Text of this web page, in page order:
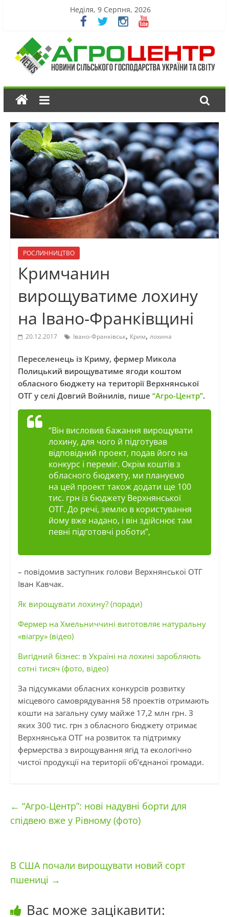
Неділя, 9 Серпня, 2026
РОСЛИННИЦТВО
Кримчанин
вирощуватиме лохину
на Івано-Франківщині
20.12.2017 Івано-Франківськ, Крим, лохина
Переселенець із Криму, фермер Микола
Полицький вирощуватиме ягоди коштом
обласного бюджету на території Верхнянської
ОТГ у селі Довгий Войнилів, пише “Агро-Центр”.
“Він висловив бажання вирощувати
лохину, для чого й підготував
відповідний проект, подав його на
конкурс і переміг. Окрім коштів з
обласного бюджету, ми плануємо
на цей проект також додати ще 100
тис. грн із бюджету Верхнянської
ОТГ. До речі, землю в користування
йому вже надано, і він здійснює там
певні підготовчі роботи”,
– повідомив заступник голови Верхнянської ОТГ
Іван Кавчак.
Як вирощувати лохину? (поради)
Фермер на Хмельниччині виготовляє натуральну
«віагру» (відео)
Вигідний бізнес: в Україні на лохині заробляють
сотні тисяч (фото, відео)
За підсумками обласних конкурсів розвитку
місцевого самоврядування 58 проектів отримають
кошти на загальну суму майже 17,2 млн грн. З
яких 300 тис. грн з обласного бюджету отримає
Верхнянська ОТГ на розвиток та підтримку
фермерства з вирощування ягід та екологічно
чистої продукції на території об’єднаної громади.
← “Агро-Центр”: нові надувні борти для
спідвею вже у Рівному (фото)
В США почали вирощувати новий сорт
пшениці →
Вас може зацікавити: